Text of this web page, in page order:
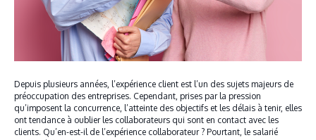
Depuis plusieurs années, l’expérience client est l’un des sujets majeurs de
préoccupation des entreprises. Cependant, prises par la pression
qu’imposent la concurrence, l’atteinte des objectifs et les délais à tenir, elles
ont tendance à oublier les collaborateurs qui sont en contact avec les
clients. Qu’en-est-il de l’expérience collaborateur ? Pourtant, le salarié